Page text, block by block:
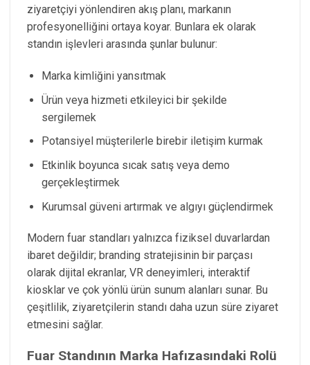
ziyaretçiyi yönlendiren akış planı, markanın
profesyonelliğini ortaya koyar. Bunlara ek olarak
standın işlevleri arasında şunlar bulunur:
Marka kimliğini yansıtmak
Ürün veya hizmeti etkileyici bir şekilde
sergilemek
Potansiyel müşterilerle birebir iletişim kurmak
Etkinlik boyunca sıcak satış veya demo
gerçekleştirmek
Kurumsal güveni artırmak ve algıyı güçlendirmek
Modern fuar standları yalnızca fiziksel duvarlardan
ibaret değildir; branding stratejisinin bir parçası
olarak dijital ekranlar, VR deneyimleri, interaktif
kiosklar ve çok yönlü ürün sunum alanları sunar. Bu
çeşitlilik, ziyaretçilerin standı daha uzun süre ziyaret
etmesini sağlar.
Fuar Standının Marka Hafızasındaki Rolü